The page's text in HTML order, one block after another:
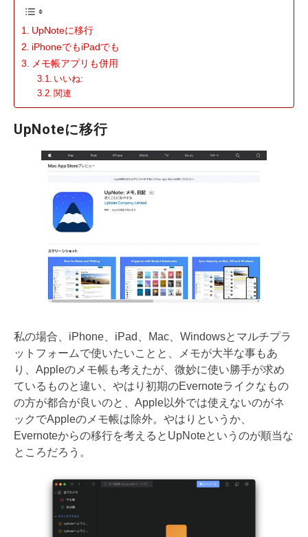
UpNoteに移行
iPhoneでもiPadでも
メモ帳アプリも併用
いいね:
関連
UpNoteに移行
私の場合、iPhone、iPad、Mac、Windowsとマルチプラ
ットフォームで使いたいことと、メモが大半な事もあ
り、Appleのメモ帳も考えたが、微妙に使い勝手が求め
ているものと違い、やはり初期のEvernoteライクなもの
の方が都合が良いのと、Apple以外では使えないのがネ
ックでAppleのメモ帳は除外。やはりというか、
Evernoteからの移行を考えるとUpNoteというのが順当な
ところだろう。